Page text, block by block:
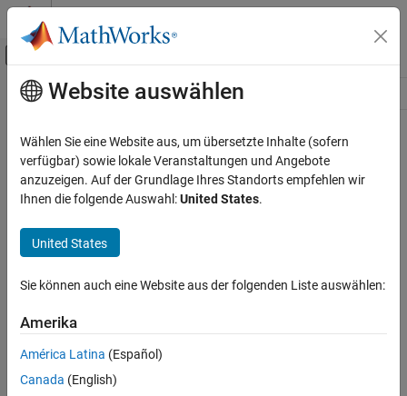
Weiter zum Inhalt
Umschaltung für Off-Canvas-
Ressource
Hauptinhalt
Website auswählen
Wählen Sie eine Website aus, um übersetzte Inhalte (sofern
verfügbar) sowie lokale Veranstaltungen und Angebote
anzuzeigen. Auf der Grundlage Ihres Standorts empfehlen wir
Ihnen die folgende Auswahl:United States.
United States
Sie können auch eine Website aus der folgenden Liste auswählen:
Amerika
América Latina (Español)
Canada (English)